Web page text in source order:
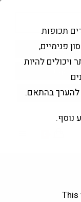
להצעה
תכופות
פנימיים,
ויכולים להיות
להערך בהתאם.
נוסף.
This